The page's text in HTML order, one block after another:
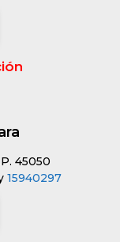
45050
15940297